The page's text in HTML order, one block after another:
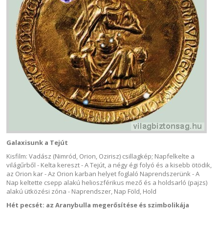
Galaxisunk a Tejút
Kisfilm: Vadász (Nimród, Orion, Ozirisz) csillagkép; Napfelkelte a
világűrből - Kelta kereszt - A Tejút, a négy égi folyó és a kisebb ötödik,
az Orion kar - Az Orion karban helyet foglaló Naprendszerünk - A
Nap keltette csepp alakú helioszférikus mező és a holdsarló (pajzs)
alakú ütközési zóna - Naprendszer, Nap Föld, Hold
Hét pecsét: az Aranybulla megerősítése és szimbolikája